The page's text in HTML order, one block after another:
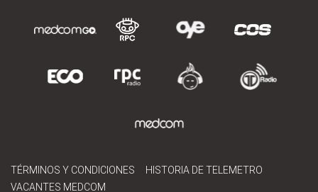
TÉRMINOS Y CONDICIONES
HISTORIA DE TELEMETRO
VACANTES MEDCOM